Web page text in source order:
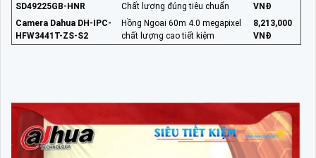
SD49225GB-HNR
Chất lượng đúng tiêu chuẩn
VNĐ
Camera Dahua DH-IPC-
HFW3441T-ZS-S2
Hồng Ngoại 60m 4.0 megapixel
chất lượng cao tiết kiệm
8,213,000
VNĐ